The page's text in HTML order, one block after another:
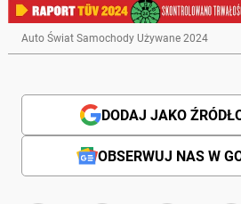
Auto Świat Samochody Używane 2024
DODAJ JAKO
OBSERWUJ NAS W